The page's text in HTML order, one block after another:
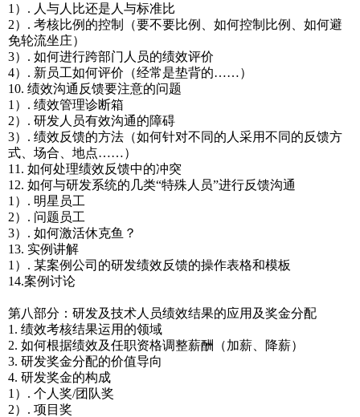
1）. 人与人比还是人与标准比
2）. 考核比例的控制（要不要比例、如何控制比例、如何避
免轮流坐庄）
3）. 如何进行跨部门人员的绩效评价
4）. 新员工如何评价（经常是垫背的……）
10. 绩效沟通反馈要注意的问题
1）. 绩效管理诊断箱
2）. 研发人员有效沟通的障碍
3）. 绩效反馈的方法（如何针对不同的人采用不同的反馈方
式、场合、地点……）
11. 如何处理绩效反馈中的冲突
12. 如何与研发系统的几类“特殊人员”进行反馈沟通
1）. 明星员工
2）. 问题员工
3）. 如何激活休克鱼？
13. 实例讲解
1）. 某案例公司的研发绩效反馈的操作表格和模板
14.案例讨论
第八部分：研发及技术人员绩效结果的应用及奖金分配
1. 绩效考核结果运用的领域
2. 如何根据绩效及任职资格调整薪酬（加薪、降薪）
3. 研发奖金分配的价值导向
4. 研发奖金的构成
1）. 个人奖/团队奖
2）. 项目奖